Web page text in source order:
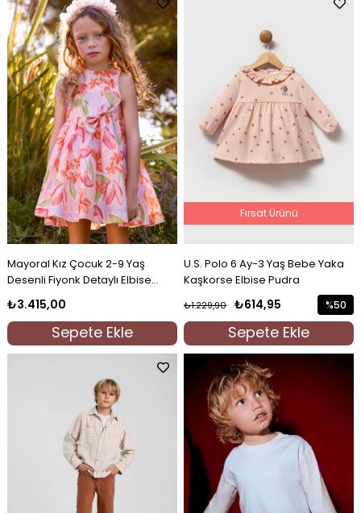
Mayoral Kız Çocuk 2-9 Yaş
Desenli Fiyonk Detaylı Elbise
Somon
₺3.415,00
Sepete Ekle
U.S. Polo 6 Ay-3 Yaş Bebe Yaka
Kaşkorse Elbise Pudra
₺614,95
₺1.229,90
Sepete Ekle
%50
İndirim
Fırsat Ürünü